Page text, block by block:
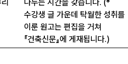
나누는 시간을 갖습니다. (*
수강생 글 가운데 탁월한 성취를
이룬 원고는 편집을 거쳐
『건축신문』에 게재됩니다.)